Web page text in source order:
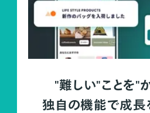
"難しい"ことを"
独自の機能で成長